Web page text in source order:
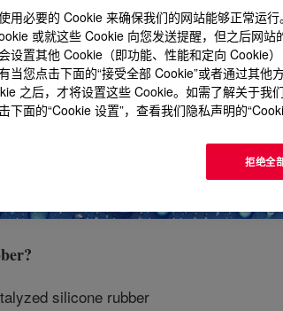
项 购买选项
?
silicone rubber
用必要的 Cookie 来确保我们的网站能够正常运
或就这些 Cookie 向您发送提醒，但之后网站
设置其他 Cookie（即功能、性能和定向 Cookie
当您点击下面的“接受全部 Cookie”或者通过其他
之后，才将设置这些 Cookie。如需了解关于我
下面的“Cookie 设置”，查看我们隐私声明的
拒绝全